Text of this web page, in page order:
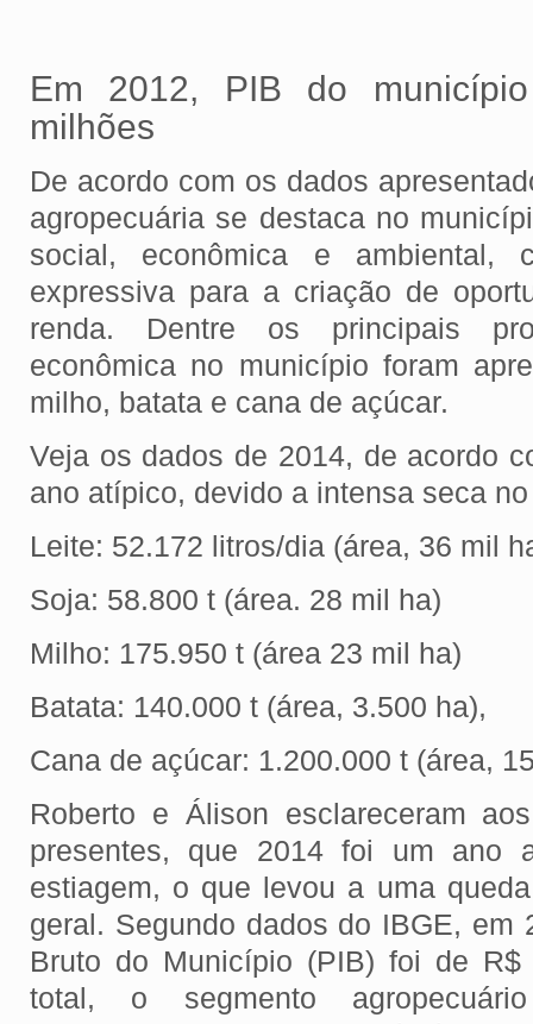
Em 2012, PIB do
milhões
De acordo com os dados
agropecuária se destaca no
social, econômica e ambiental,
expressiva para a criação de
renda. Dentre os principais
econômica no município foram
milho, batata e cana de açúcar.
Veja os dados de 2014, de acordo
ano atípico, devido a intensa seca
Leite: 52.172 litros/dia (área, 36 mil
Soja: 58.800 t (área. 28 mil ha)
Milho: 175.950 t (área 23 mil ha)
Batata: 140.000 t (área, 3.500 ha),
Cana de açúcar: 1.200.000 t (área,
Roberto e Álison esclareceram
presentes, que 2014 foi um ano
estiagem, o que levou a uma
geral. Segundo dados do IBGE, em
Bruto do Município (PIB) foi de R$
total, o segmento